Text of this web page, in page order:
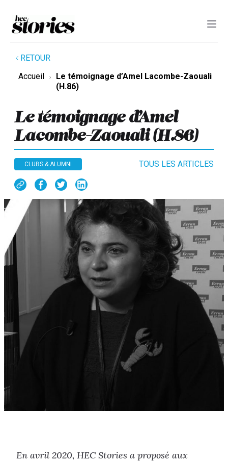
RETOUR
Accueil
Le témoignage d’Amel Lacombe-Zaouali
(H.86)
Le témoignage d’Amel
Lacombe-Zaouali (H.86)
CLUBS & ALUMNI TOUS LES ARTICLES
En avril 2020, HEC Stories a proposé aux